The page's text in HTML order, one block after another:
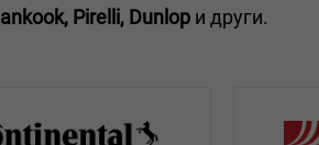
Pirelli, Dunlop и други.